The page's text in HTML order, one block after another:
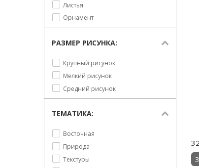
Листья
Орнамент
РАЗМЕР РИСУНКА:
Крупный рисунок
Мелкий рисунок
Средний рисунок
ТЕМАТИКА:
Восточная
Природа
Текстуры